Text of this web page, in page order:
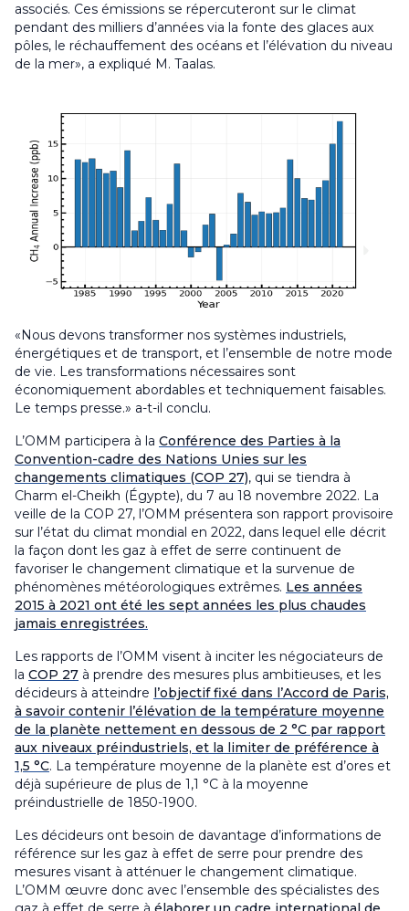
associés. Ces émissions se répercuteront sur le climat
pendant des milliers d’années via la fonte des glaces aux
pôles, le réchauffement des océans et l’élévation du niveau
de la mer», a expliqué M. Taalas.
«Nous devons transformer nos systèmes industriels,
énergétiques et de transport, et l’ensemble de notre mode
de vie. Les transformations nécessaires sont
économiquement abordables et techniquement faisables.
Le temps presse.» a-t-il conclu.
L’OMM participera à la Conférence des Parties à la
Convention-cadre des Nations Unies sur les
changements climatiques (COP 27), qui se tiendra à
Charm el-Cheikh (Égypte), du 7 au 18 novembre 2022. La
veille de la COP 27, l’OMM présentera son rapport provisoire
sur l’état du climat mondial en 2022, dans lequel elle décrit
la façon dont les gaz à effet de serre continuent de
favoriser le changement climatique et la survenue de
phénomènes météorologiques extrêmes. Les années
2015 à 2021 ont été les sept années les plus chaudes
jamais enregistrées.
Les rapports de l’OMM visent à inciter les négociateurs de
la COP 27 à prendre des mesures plus ambitieuses, et les
décideurs à atteindre l’objectif fixé dans l’Accord de Paris,
à savoir contenir l’élévation de la température moyenne
de la planète nettement en dessous de 2 °C par rapport
aux niveaux préindustriels, et la limiter de préférence à
1,5 °C. La température moyenne de la planète est d’ores et
déjà supérieure de plus de 1,1 °C à la moyenne
préindustrielle de 1850-1900.
Les décideurs ont besoin de davantage d’informations de
référence sur les gaz à effet de serre pour prendre des
mesures visant à atténuer le changement climatique.
L’OMM œuvre donc avec l’ensemble des spécialistes des